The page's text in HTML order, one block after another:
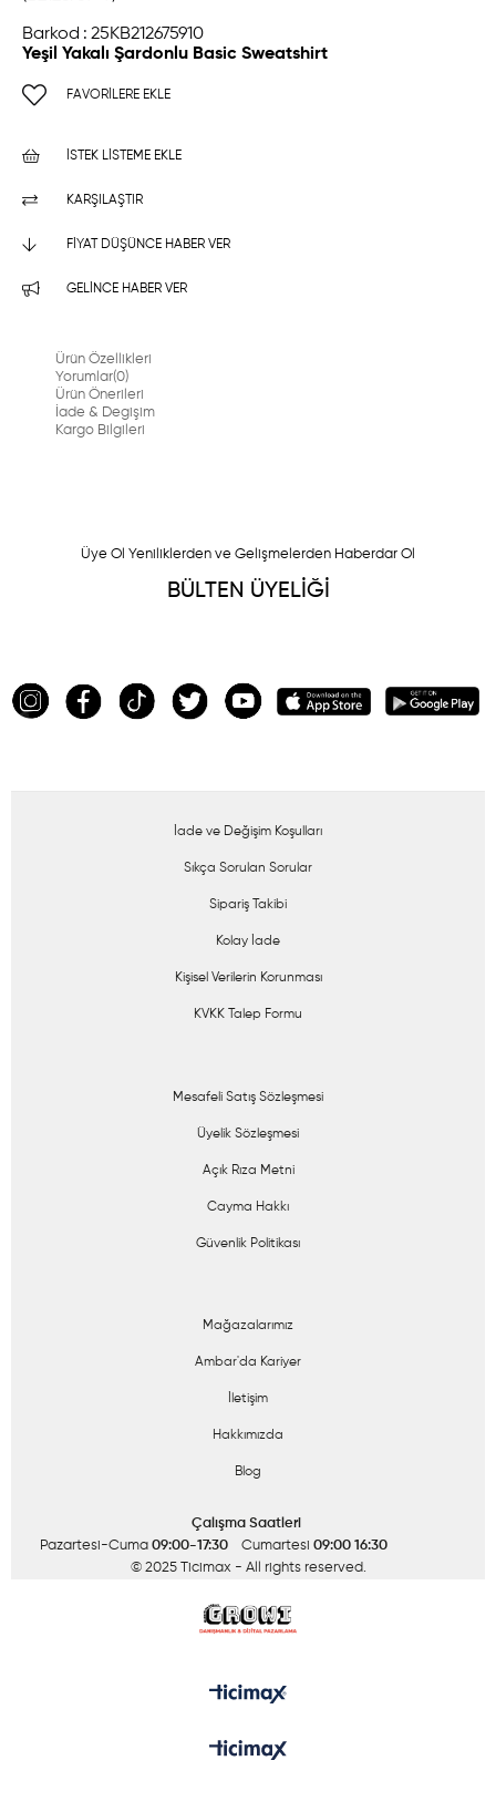
Barkod : 25KB212675910
Yeşil Yakalı Şardonlu Basic Sweatshirt
FAVORILERE EKLE
İSTEK LISTEME EKLE
KARŞILAŞTIR
FIYAT DÜŞÜNCE HABER VER
GELINCE HABER VER
Ürün Özellikleri
Yorumlar(0)
Ürün Önerileri
İade & Degişim
Kargo Bilgileri
Üye Ol Yeniliklerden ve Gelişmelerden Haberdar Ol
BÜLTEN ÜYELİĞİ
İade ve Değişim Koşulları
Sıkça Sorulan Sorular
Sipariş Takibi
Kolay İade
Kişisel Verilerin Korunması
KVKK Talep Formu
Mesafeli Satış Sözleşmesi
Üyelik Sözleşmesi
Açık Rıza Metni
Cayma Hakkı
Güvenlik Politikası
Mağazalarımız
Ambar'da Kariyer
İletişim
Hakkımızda
Blog
Çalışma Saatleri
Pazartesi-Cuma 09:00-17:30 Cumartesi 09:00 16:30
© 2025 Ticimax - All rights reserved.